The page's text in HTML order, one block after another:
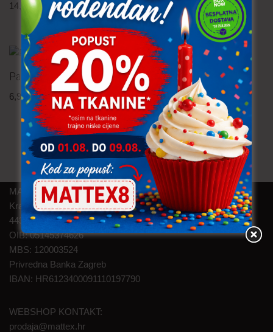
14,90€ uključ. PDV po metru 3,80 uključ. PDV po metru
Paillettes
6,90€ uključ. PDV po metru
Paillettes
6,90€ uključ. PDV po metru
MAT TEXTILE d.o.o.
Kralja Zvonimira 46
44320 Kutina
OIB: 05145374626
MBS: 120003524
Privredna Banka Zagreb
IBAN: HR6123400091110197790
WEBSHOP KONTAKT:
prodaja@mattex.hr